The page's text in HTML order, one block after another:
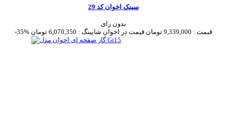
سینک اخوان کد 29
بدون رای
-35%
قیمت : 9,339,000 تومان قیمت در اخوان شاپینگ : 6,070,350 تومان